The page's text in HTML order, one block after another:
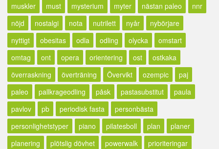
muskler
must mysterium myter nästan paleo
nnr
nöjd
nostalgi nota nutrilett nyår
nybörjare
nyttigt
obesitas odla odling olycka
omstart
omtag
ont opera orientering ost
ostkaka
överraskning
överträning Övervikt ozempic
paj
paleo
pallkrageodling påsk pastasubstitut
paula
pavlov
pb periodisk fasta
personbästa
personlighetstyper
piano pilatesboll plan
planer
planering
plötslig dövhet powerwalk
prioriteringar